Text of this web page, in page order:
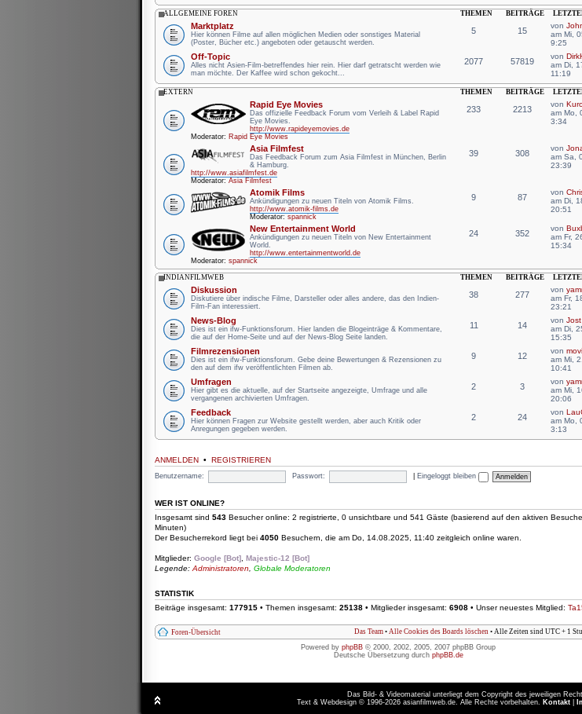
ALLGEMEINE FOREN THEMEN BEITRÄGE
Marktplatz
Hier können Filme auf allen möglichen Medien oder sonstiges Material
(Poster, Bücher etc.) angeboten oder getauscht werden.
5 15
von
am Mi,
9:25
Off-Topic
Alles nicht Asien-Film-betreffendes hier rein. Hier darf getratscht werden wie
man möchte. Der Kaffee wird schon gekocht...
2077 57819
von
am Di,
11:19
EXTERN THEMEN BEITRÄGE
Rapid Eye Movies
Das offizielle Feedback Forum vom Verleih & Label Rapid
Eye Movies.
http://www.rapideyemovies.de
Moderator: Rapid Eye Movies
233 2213
von
am Mo,
3:34
Asia Filmfest
Das Feedback Forum zum Asia Filmfest in München, Berlin
& Hamburg.
http://www.asiafilmfest.de
Moderator: Asia Filmfest
39 308
von
am Sa,
23:39
Atomik Films
Ankündigungen zu neuen Titeln von Atomik Films.
http://www.atomik-films.de
Moderator: spannick
9 87
von
am Di,
20:51
New Entertainment World
Ankündigungen zu neuen Titeln von New Entertainment
World.
http://www.entertainmentworld.de
Moderator: spannick
24 352
von
am Fr,
15:34
INDIANFILMWEB THEMEN BEITRÄGE
Diskussion
Diskutiere über indische Filme, Darsteller oder alles andere, das den Indien-
Film-Fan interessiert.
38 277
von
am Fr,
23:21
News-Blog
Dies ist ein ifw-Funktionsforum. Hier landen die Blogeinträge & Kommentare,
die auf der Home-Seite und auf der News-Blog Seite landen.
11 14
vonJost
am Di,
15:35
Filmrezensionen
Dies ist ein ifw-Funktionsforum. Gebe deine Bewertungen & Rezensionen zu
den auf dem ifw veröffentlichten Filmen ab.
9 12
von
am Mi,
10:41
Umfragen
Hier gibt es die aktuelle, auf der Startseite angezeigte, Umfrage und alle
vergangenen archivierten Umfragen.
2 3
von
am Mi,
20:06
Feedback
Hier können Fragen zur Website gestellt werden, aber auch Kritik oder
Anregungen gegeben werden.
2 24
von
am Mo,
3:13
ANMELDEN • REGISTRIEREN
Benutzername: Passwort: Eingeloggt bleiben
WER IST ONLINE?
Insgesamt sind 543 Besucher online: 2 registrierte, 0 unsichtbare und 541 Gäste (basierend auf den aktiven
Minuten)
Der Besucherrekord liegt bei 4050 Besuchern, die am Do, 14.08.2025, 11:40 zeitgleich online waren.
Mitglieder: Google [Bot] Majestic-12 [Bot]
Legende: Administratoren Globale Moderatoren
STATISTIK
Beiträge insgesamt: 177915 • Themen insgesamt: 25138 • Mitglieder insgesamt: 6908 • Unser neuestes Mitglied:
Foren-Übersicht Das Team • Alle Cookies des Boards löschen • Alle Zeiten sind UTC + 1
Powered by phpBB © 2000, 2002, 2005, 2007 phpBB Group
Deutsche Übersetzung durch phpBB.de
Das Bild- & Videomaterial unterliegt dem Copyright des jeweiligen
Text & Webdesign © 1996-2026 asianfilmweb.de. Alle Rechte vorbehalten. Kontakt